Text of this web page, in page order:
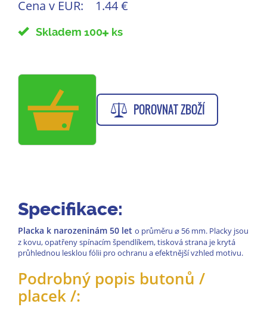
Cena v EUR: 1.44 €
Skladem 100 ks
POROVNAT ZBOŽÍ
Specifikace:
Placka k narozeninám 50 let o průměru ⌀ 56 mm. Placky jsou
z kovu, opatřeny spínacím špendlíkem, tisková strana je krytá
průhlednou lesklou fólii pro ochranu a efektnější vzhled motivu.
Podrobný popis butonů /
placek /: